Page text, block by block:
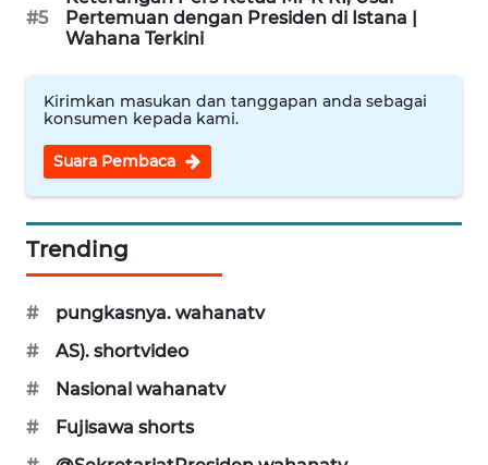
#5
Pertemuan dengan Presiden di Istana |
Wahana Terkini
Kirimkan masukan dan tanggapan anda sebagai
konsumen kepada kami.
Suara Pembaca
Trending
#
pungkasnya. wahanatv
#
AS). shortvideo
#
Nasional wahanatv
#
Fujisawa shorts
WAHANA
KONSUMEN
WAHANA
LISTRIK
WAHANA
TRAVEL
WAHANA
TV
WAHANANEWS
ID
WAHANANEWS